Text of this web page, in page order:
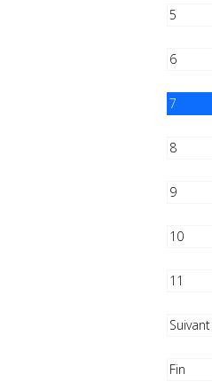
5
6
7
8
9
10
11
Suivant
Fin